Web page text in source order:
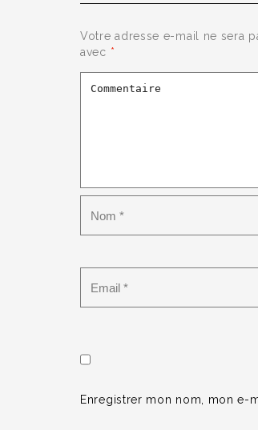
Votre adresse e-mail ne sera
avec *
Enregistrer mon nom, mon e-